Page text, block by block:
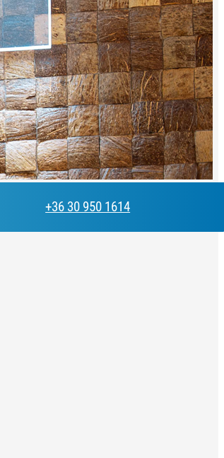
+36 30 950 1614